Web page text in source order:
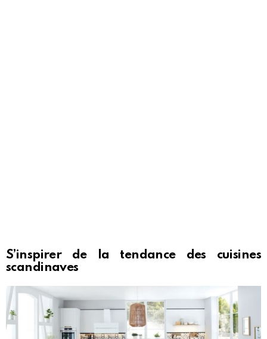
S’inspirer de la tendance des cuisines
scandinaves